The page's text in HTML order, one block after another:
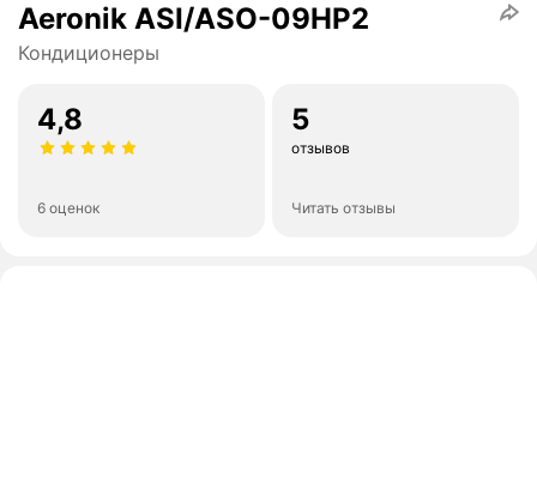
Aeronik ASI/ASO-09HP2
Кондиционеры
4,8
6 оценок
5
отзывов
Читать отзывы